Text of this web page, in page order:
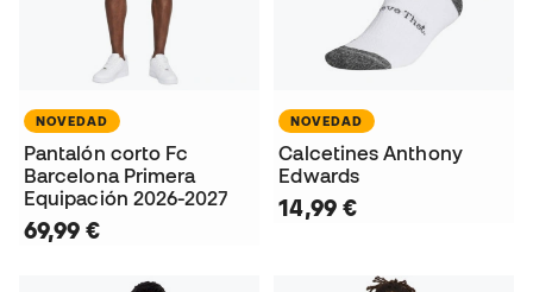
NOVEDAD
Pantalón corto Fc
Barcelona Primera
Equipación 2026-2027
69,99 €
NOVEDAD
Calcetines Anthony
Edwards
14,99 €